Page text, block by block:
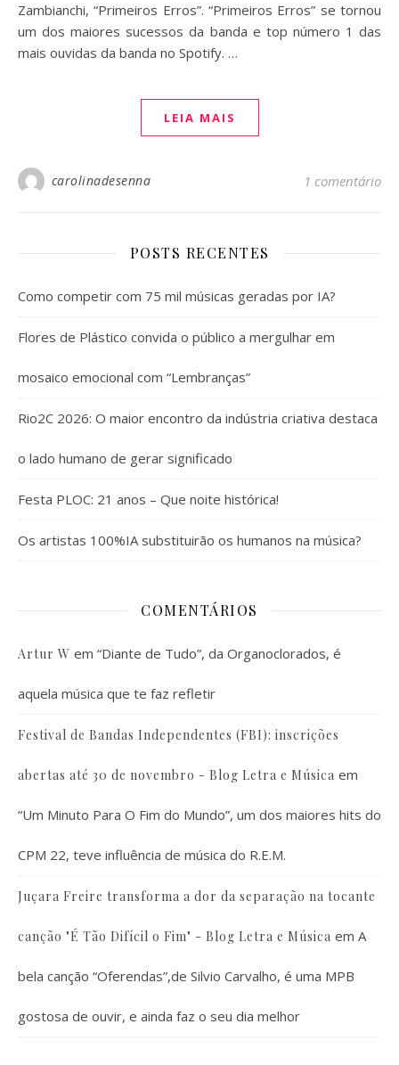
Zambianchi, “Primeiros Erros”. “Primeiros Erros” se tornou
um dos maiores sucessos da banda e top número 1 das
mais ouvidas da banda no Spotify. …
LEIA MAIS
carolinadesenna 1 comentário
POSTS RECENTES
Como competir com 75 mil músicas geradas por IA?
Flores de Plástico convida o público a mergulhar em
mosaico emocional com “Lembranças”
Rio2C 2026: O maior encontro da indústria criativa destaca
o lado humano de gerar significado
Festa PLOC: 21 anos – Que noite histórica!
Os artistas 100%IA substituirão os humanos na música?
COMENTÁRIOS
Artur W em “Diante de Tudo”, da Organoclorados, é
aquela música que te faz refletir
Festival de Bandas Independentes (FBI): inscrições
abertas até 30 de novembro - Blog Letra e Música em
“Um Minuto Para O Fim do Mundo”, um dos maiores hits do
CPM 22, teve influência de música do R.E.M.
Juçara Freire transforma a dor da separação na tocante
canção "É Tão Difícil o Fim" - Blog Letra e Música em A
bela canção “Oferendas”,de Silvio Carvalho, é uma MPB
gostosa de ouvir, e ainda faz o seu dia melhor